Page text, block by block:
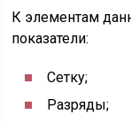
К элементам
показатели:
Сетку;
Разряды;